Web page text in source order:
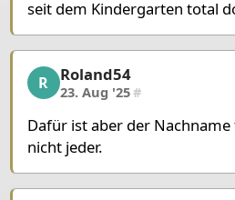
seit dem Kindergarten total
Roland54, 13/22, 23. Aug
R Roland54
23. Aug '25#
Dafür ist aber der
nicht jeder.